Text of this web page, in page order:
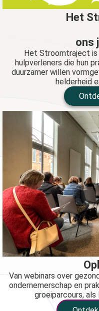
Het
ons
Het Stroomtraject is
hulpverleners die hun
duurzamer willen
helderheid
Van webinars over
ondernemerschap en
groeiparcours,